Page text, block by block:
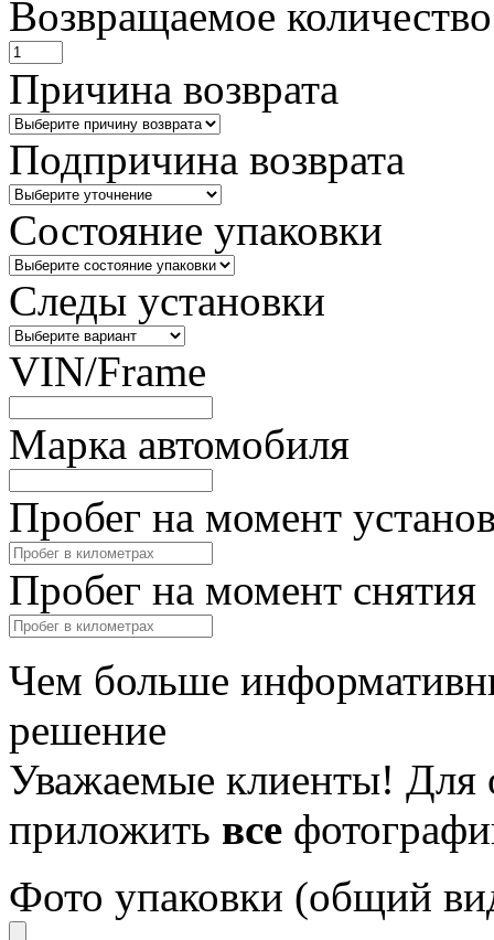
Возвращаемое количество
Причина возврата
Подпричина возврата
Состояние упаковки
Следы установки
VIN/Frame
Марка автомобиля
Пробег на момент
Пробег на момент снятия
Чем больше
решение
Уважаемые клиенты! Для
приложить все
Фото упаковки (общий